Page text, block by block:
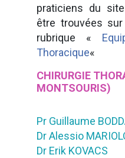
praticiens du
être trouvées
rubrique «
Thoracique«
CHIRURGIE
MONTSOURIS)
Pr Guillaume
Dr Alessio
Dr Erik KOVACS